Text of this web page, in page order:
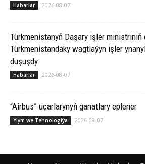
Habarlar 2026-08-07
Türkmenistanyň Daşary işler ministriniň
Türkmenistandaky wagtlaýyn işler
duşuşdy
Habarlar 2026-08-07
“Airbus” uçarlarynyň ganatlary eplener
Ylym we Tehnologiýa 2026-08-07